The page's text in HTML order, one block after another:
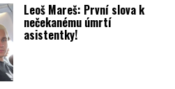
Leoš Mareš: První slova k
nečekanému úmrtí
asistentky!